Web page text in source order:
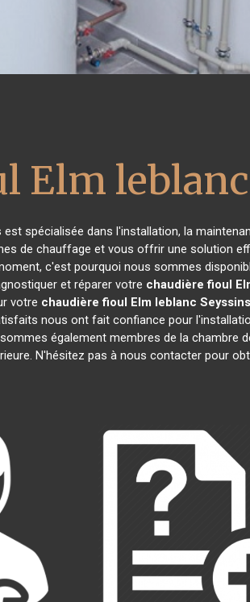
Elm leblanc
spécialisée dans l'installation, la
de chauffage et vous offrir une solution
c'est pourquoi nous sommes
et réparer votre chaudière fioul
votre chaudière fioul Elm leblanc Seyssins
nous ont fait confiance pour
également membres de la chambre
N'hésitez pas à nous contacter pour